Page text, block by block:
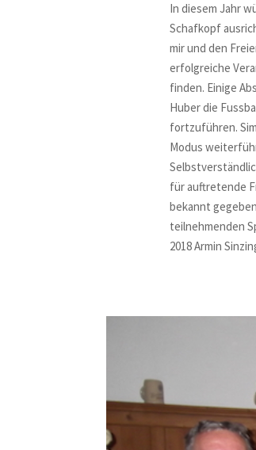
In diesem Jahr
Schafkopf
mir und den
erfolgreiche
finden. Einige
Huber die
fortzuführen.
Modus
für auftretende
bekannt
teilnehmenden
2018Armin